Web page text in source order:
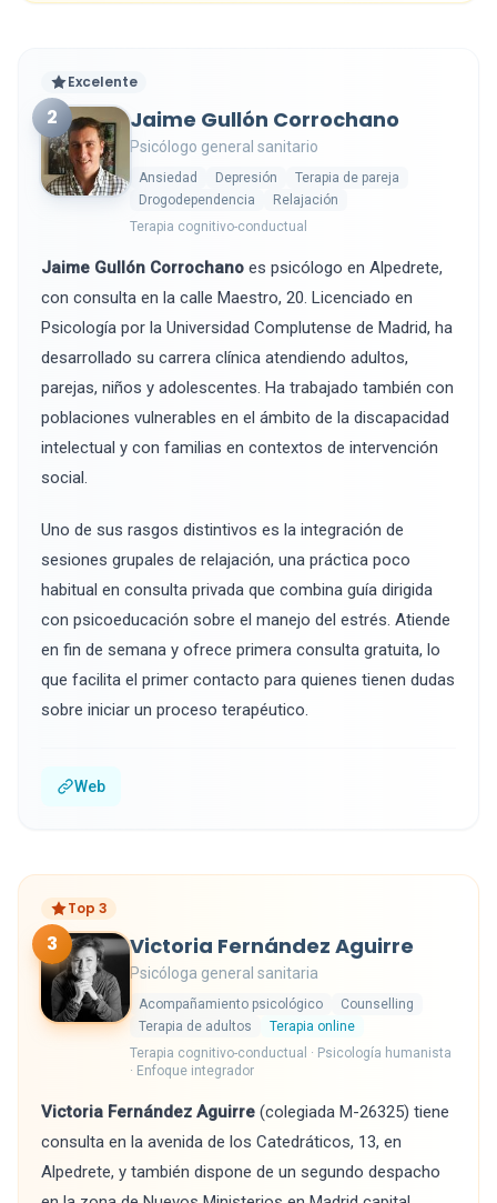
Excelente
2 Jaime Gullón Corrochano
Psicólogo general sanitario
Ansiedad Depresión
Terapia de pareja
Drogodependencia
Relajación
Terapia cognitivo-conductual
Jaime Gullón Corrochano es psicólogo en Alpedrete,
con consulta en la calle Maestro, 20. Licenciado en
Psicología por la Universidad Complutense de Madrid, ha
desarrollado su carrera clínica atendiendo adultos,
parejas, niños y adolescentes. Ha trabajado también con
poblaciones vulnerables en el ámbito de la discapacidad
intelectual y con familias en contextos de intervención
social.
Uno de sus rasgos distintivos es la integración de
sesiones grupales de relajación, una práctica poco
habitual en consulta privada que combina guía dirigida
con psicoeducación sobre el manejo del estrés. Atiende
en fin de semana y ofrece primera consulta gratuita, lo
que facilita el primer contacto para quienes tienen dudas
sobre iniciar un proceso terapéutico.
Web
Top 3
3 Victoria Fernández Aguirre
Psicóloga general sanitaria
Acompañamiento psicológico
Counselling
Terapia de adultos
Terapia online
Terapia cognitivo-conductual · Psicología humanista
· Enfoque integrador
Victoria Fernández Aguirre (colegiada M-26325) tiene
consulta en la avenida de los Catedráticos, 13, en
Alpedrete, y también dispone de un segundo despacho